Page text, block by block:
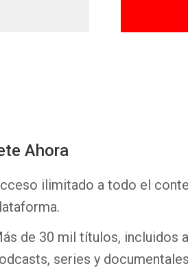
Ahora
ilimitado a todo el
de 30 mil títulos, incluidos
series y